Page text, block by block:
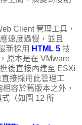
Client 管理工具，
速度過慢，並且
新採用 HTML 5 技
原本是在 VMware
後直接內建至 ESXi
接採用此管理工
容於舊版本之外，
式（如圖 12 所